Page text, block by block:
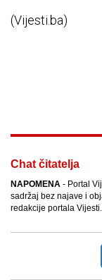
(Vijesti.ba)
Chat čitatelja
NAPOMENA - Portal
sadržaj bez najave i
redakcije portala